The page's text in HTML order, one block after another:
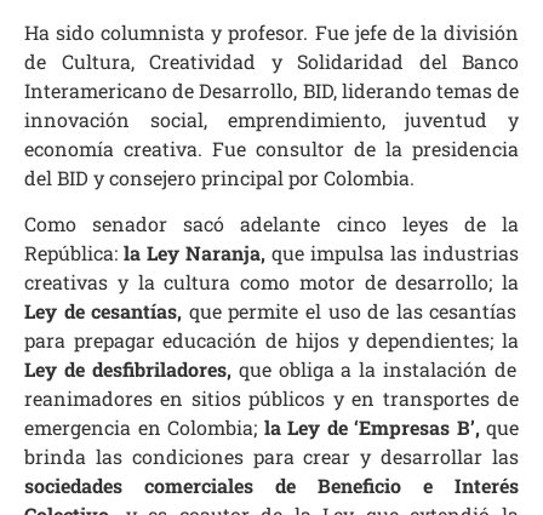
Ha sido columnista y profesor. Fue jefe de la división
de Cultura, Creatividad y Solidaridad del Banco
Interamericano de Desarrollo, BID, liderando temas de
innovación social, emprendimiento, juventud y
economía creativa. Fue consultor de la presidencia
del BID y consejero principal por Colombia.
Como senador sacó adelante cinco leyes de la
República: la Ley Naranja, que impulsa las industrias
creativas y la cultura como motor de desarrollo; la
Ley de cesantías, que permite el uso de las cesantías
para prepagar educación de hijos y dependientes; la
Ley de desfibriladores,que obliga a la instalación de
reanimadores en sitios públicos y en transportes de
emergencia en Colombia; la Ley de ‘Empresas B’,que
brinda las condiciones para crear y desarrollar las
sociedades comerciales de Beneficio e Interés